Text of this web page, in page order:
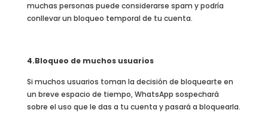
muchas personas puede considerarse spam y podría
conllevar un bloqueo temporal de tu cuenta.
4.Bloqueo de muchos usuarios
Si muchos usuarios toman la decisión de bloquearte en
un breve espacio de tiempo, WhatsApp sospechará
sobre el uso que le das a tu cuenta y pasará a bloquearla.